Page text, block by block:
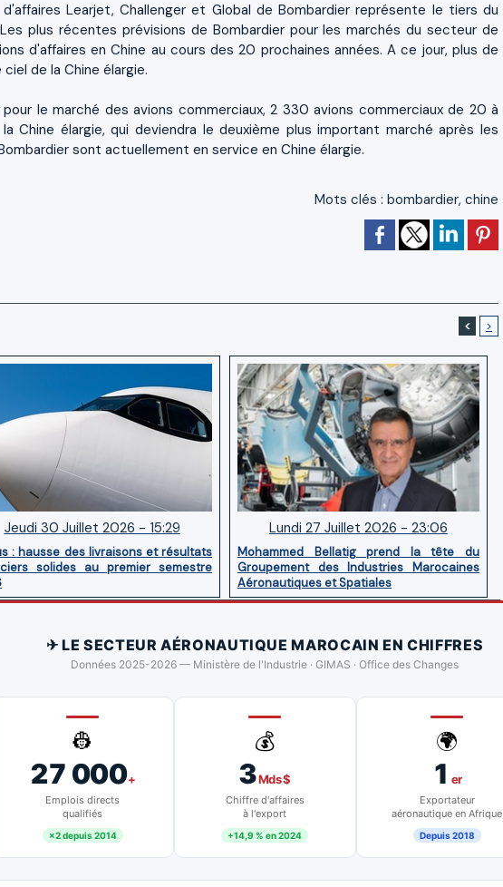
Learjet, Challenger et Global de Bombardier représente le tiers du
plus récentes prévisions de Bombardier pour les marchés du secteur de
d'affaires en Chine au cours des 20 prochaines années. A ce jour, plus de
de la Chine élargie.
le marché des avions commerciaux, 2 330 avions commerciaux de 20 à
Chine élargie, qui deviendra le deuxième plus important marché après les
sont actuellement en service en Chine élargie.
Mots clés : bombardier, chine
< >
Jeudi 30 Juillet 2026 - 15:29
: hausse des livraisons et résultats
solides au premier semestre
Lundi 27 Juillet 2026 - 23:06
Mohammed Bellatig prend la tête du
Groupement des Industries Marocaines
Aéronautiques et Spatiales
✈ LE SECTEUR AÉRONAUTIQUE MAROCAIN EN CHIFFRES
Données 2025-2026 — Ministère de l'Industrie · GIMAS · Office des Changes
👷
27 000+
Emplois directs
qualifiés
×2 depuis 2014
💰
3Mds $
Chiffre d'affaires
à l'export
+14,9 % en 2024
🌍
1 er
Exportateur
aéronautique en Afrique
Depuis 2018